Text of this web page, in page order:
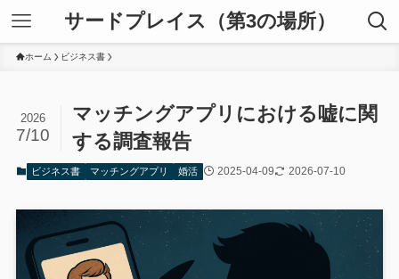
サードプレイス（第3の場所）
ホーム ビジネス書
マッチングアプリにおける嘘に関
する調査報告
2026
7/10
ビジネス書 マッチングアプリ 婚活 2025-04-09 2026-07-10